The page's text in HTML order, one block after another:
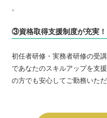
。
③資格取得支援制度が充実！
初任者研修・実務者研修の受
であなたのスキルアップを支
の方でも安心してご勤務いた